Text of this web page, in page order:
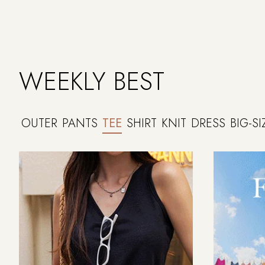
WEEKLY BEST
OUTER PANTS TEE SHIRT KNIT DRESS BIG-